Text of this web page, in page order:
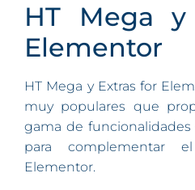
HT Mega
Elementor
HT Mega y Extras for
muy populares que
gama de
para complementar
Elementor.